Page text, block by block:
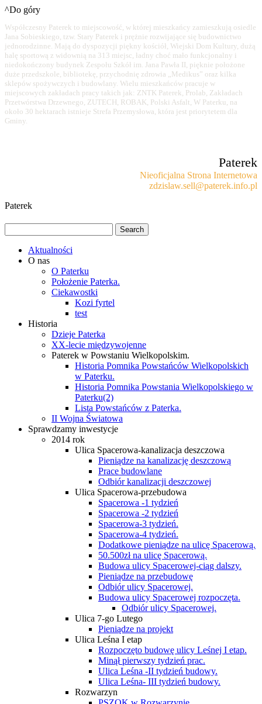
^Do góry
Współczesny Paterek to miejscowość, w której mieszkańcy zamieszkują osiedle
Jana Sobieskiego, tzw. Stary Paterek i prężnie rozwijające się budownictwo
jednorodzinne. Mają do dyspozycji piękny kościół, Wiejski Dom Kultury, dużą
halę sportową z widownią na 313 miejsc, ładny choć mało funkcjonalny i
niedokończony budynek Zespołu Szkół im. Jana Pawła II, pięknie położone
duże przedszkole, bibliotekę, przychodnię zdrowia „Medikus” oraz kilka
sklepów spożywczych i budowlany. Wielu mieszkańców pracuje w
miejscowych zakładach pracy takich jak: ZNTK Paterek, Prolab, Zakładach
Przetwórstwa Drzewnego, ZUTECH, ROBAK, Polski Asfalt, W Paterku, na
około 30 hektarach istnieje Strefa Przemysłowa, która jest priorytetem dla
Gminy.
Paterek
Nieoficjalna Strona Internetowa
zdzislaw.sell@paterek.info.pl
Paterek
Aktualności
O nas
O Paterku
Położenie Paterka.
Ciekawostki
Kozi fyrtel
test
Historia
Dzieje Paterka
XX-lecie międzywojenne
Paterek w Powstaniu Wielkopolskim.
Historia Pomnika Powstańców Wielkopolskich
w Paterku.
Historia Pomnika Powstania Wielkopolskiego w
Paterku(2)
Lista Powstańców z Paterka.
II Wojna Światowa
Sprawdzamy inwestycje
2014 rok
Ulica Spacerowa-kanalizacja deszczowa
Pieniądze na kanalizację deszczową
Prace budowlane
Odbiór kanalizacji deszczowej
Ulica Spacerowa-przebudowa
Spacerowa -1 tydzień
Spacerowa -2 tydzień
Spacerowa-3 tydzień.
Spacerowa-4 tydzień.
Dodatkowe pieniądze na ulicę Spacerową.
50.500zł na ulicę Spacerową.
Budowa ulicy Spacerowej-ciąg dalszy.
Pieniądze na przebudowę
Odbiór ulicy Spacerowej.
Budowa ulicy Spacerowej rozpoczęta.
Odbiór ulicy Spacerowej.
Ulica 7-go Lutego
Pieniądze na projekt
Ulica Leśna I etap
Rozpoczęto budowę ulicy Leśnej I etap.
Minął pierwszy tydzień prac.
Ulica Leśna -II tydzień budowy.
Ulica Leśna- III tydzień budowy.
Rozwarzyn